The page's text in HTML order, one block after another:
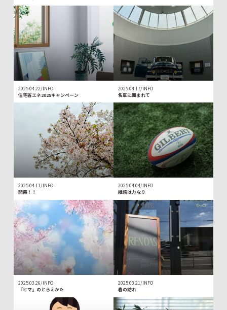
2025.04.22/INFO
住宅省エネ2025キャンペーン
2025.04.17/INFO
名車に囲まれて
2025.04.11/INFO
開幕！！
2025.04.04/INFO
継続は力なり
2025.03.26/INFO
『ヒマ』のとらえかた
2025.03.21/INFO
春の訪れ